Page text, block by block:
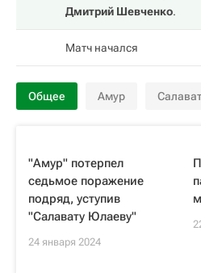
Дмитрий Шевченко.
Матч начался
Общее Амур
"Амур" потерпел
седьмое поражение
подряд, уступив
"Салавату Юлаеву"
24 января 2024